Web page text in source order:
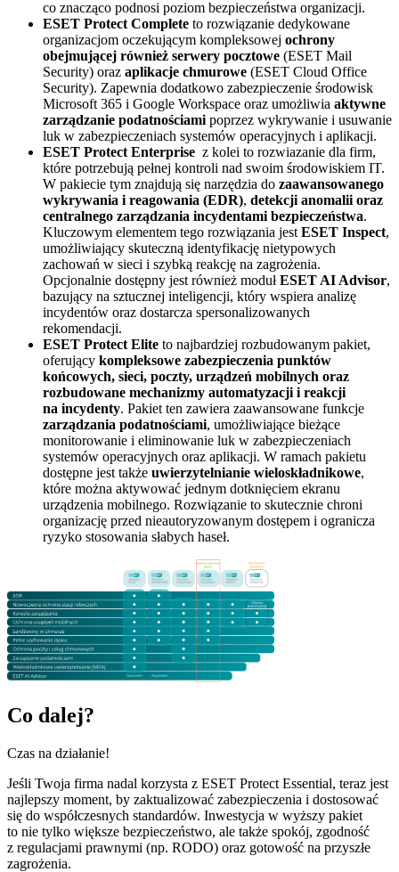
co znacząco podnosi poziom bezpieczeństwa organizacji.
ESET Protect Complete to rozwiązanie dedykowane
organizacjom oczekującym kompleksowej ochrony
obejmującej również serwery pocztowe (ESET Mail
Security) oraz aplikacje chmurowe (ESET Cloud Office
Security). Zapewnia dodatkowo zabezpieczenie środowisk
Microsoft 365 i Google Workspace oraz umożliwia aktywne
zarządzanie podatnościami poprzez wykrywanie i usuwanie
luk w zabezpieczeniach systemów operacyjnych i aplikacji.
ESET Protect Enterprise z kolei to rozwiazanie dla firm,
które potrzebują pełnej kontroli nad swoim środowiskiem IT.
W pakiecie tym znajdują się narzędzia do zaawansowanego
wykrywania i reagowania (EDR), detekcji anomalii oraz
centralnego zarządzania incydentami bezpieczeństwa.
Kluczowym elementem tego rozwiązania jest ESET Inspect,
umożliwiający skuteczną identyfikację nietypowych
zachowań w sieci i szybką reakcję na zagrożenia.
Opcjonalnie dostępny jest również modułESET AI Advisor,
bazujący na sztucznej inteligencji, który wspiera analizę
incydentów oraz dostarcza spersonalizowanych
rekomendacji.
ESET Protect Elite to najbardziej rozbudowanym pakiet,
oferujący kompleksowe zabezpieczenia punktów
końcowych, sieci, poczty, urządzeń mobilnych oraz
rozbudowane mechanizmy automatyzacji i reakcji
na incydenty. Pakiet ten zawiera zaawansowane funkcje
zarządzania podatnościami, umożliwiające bieżące
monitorowanie i eliminowanie luk w zabezpieczeniach
systemów operacyjnych oraz aplikacji. W ramach pakietu
dostępne jest także uwierzytelnianie wieloskładnikowe,
które można aktywować jednym dotknięciem ekranu
urządzenia mobilnego. Rozwiązanie to skutecznie chroni
organizację przed nieautoryzowanym dostępem i ogranicza
ryzyko stosowania słabych haseł.
Co dalej?
Czas na działanie!
Jeśli Twoja firma nadal korzysta z ESET Protect Essential, teraz jest
najlepszy moment, by zaktualizować zabezpieczenia i dostosować
się do współczesnych standardów. Inwestycja w wyższy pakiet
to nie tylko większe bezpieczeństwo, ale także spokój, zgodność
z regulacjami prawnymi (np. RODO) oraz gotowość na przyszłe
zagrożenia.